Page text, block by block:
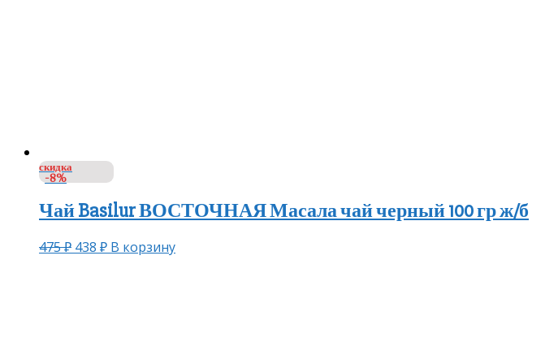
скидка
-8%
Чай Basilur ВОСТОЧНАЯ Масала чай черный 100 гр ж/б
475₽ 438 ₽ В корзину